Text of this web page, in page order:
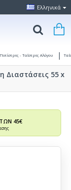
Ελληνικά
Ποτίστρες - Ταΐστρες Αλόγου
Διαστάσεις 55 x
45€